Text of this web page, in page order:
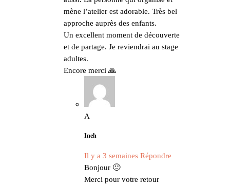
mène l’atelier est adorable. Très bel
approche auprès des enfants.
Un excellent moment de découverte
et de partage. Je reviendrai au stage
adultes.
Encore merci 🙏
A
Ineh
Il y a 3 semaines Répondre
Bonjour 🙂
Merci pour votre retour